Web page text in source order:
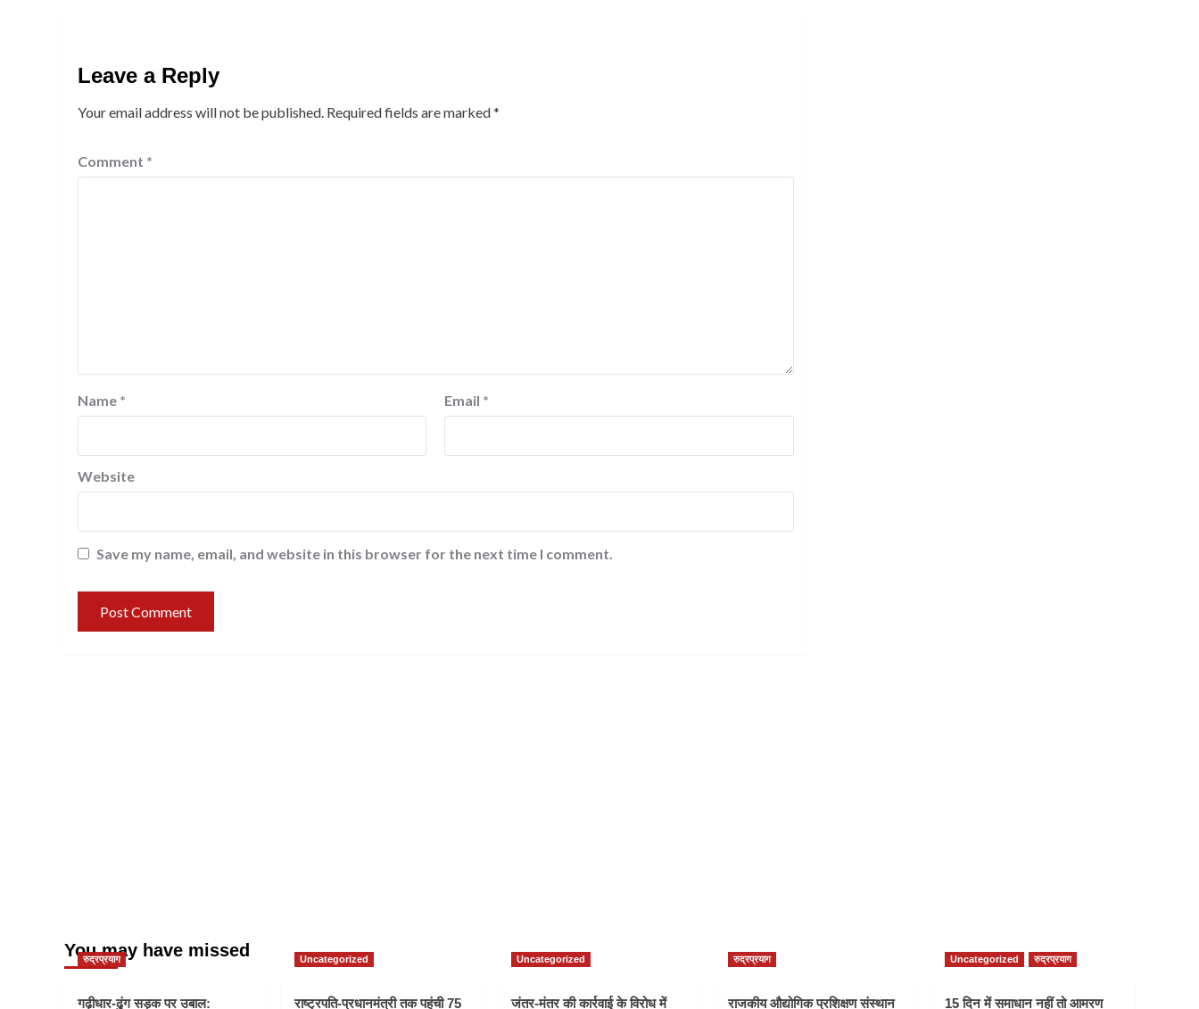
Leave a Reply
Your email address will not be published. Required fields are marked*
Comment *
Name * Email *
Website
Save my name, email, and website in this browser for the next time I comment.
You may have missed
रुद्रप्रयाग
गढ़ीधार-ढुंग सड़क पर उबाल:
Uncategorized
राष्ट्रपति-प्रधानमंत्री तक पहुंची 75
Uncategorized
जंतर-मंतर की कार्रवाई के विरोध में
रुद्रप्रयाग
राजकीय औद्योगिक प्रशिक्षण संस्थान
Uncategorized रुद्रप्रयाग
15 दिन में समाधान नहीं तो आमरण